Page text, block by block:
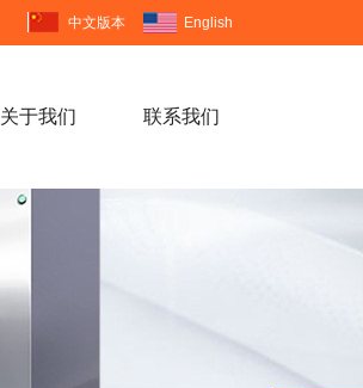
中文版本 English
关于我们 联系我们